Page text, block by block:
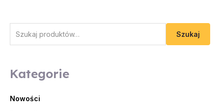
Szukaj
Kategorie
Nowości